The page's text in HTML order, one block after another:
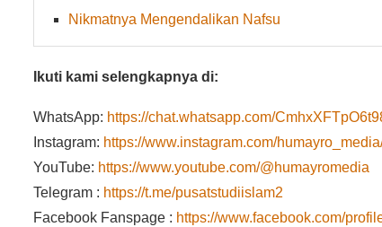
Nikmatnya Mengendalikan Nafsu
Ikuti kami selengkapnya di:
WhatsApp: https://chat.whatsapp.com/
Instagram: https://www.instagram.com/
YouTube: https://www.youtube.com/@humayromedia
Telegram : https://t.me/pusatstudiislam2
Facebook Fanspage : https://www.facebook.com/